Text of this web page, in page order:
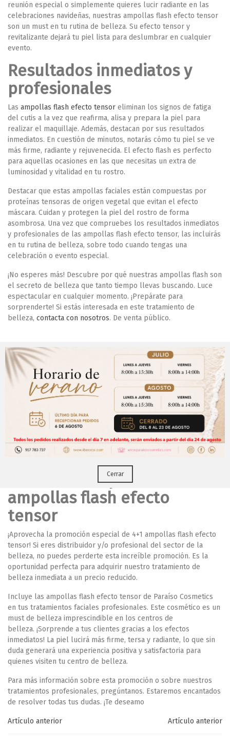
reunión especial o simplemente quieres lucir radiante en las
celebraciones navideñas, nuestras ampollas flash efecto tensor
son un must en tu rutina de belleza. Su efecto tensor y
revitalizante dejará tu piel lista para deslumbrar en cualquier
evento.
Resultados inmediatos y
profesionales
Las ampollas flash efecto tensor eliminan los signos de fatiga
del cutis a la vez que reafirma, alisa y prepara la piel para
realizar el maquillaje. Además, destacan por sus resultados
inmediatos. En cuestión de minutos, notarás cómo tu piel se ve
más firme, radiante y rejuvenecida. El efecto flash es perfecto
para aquellas ocasiones en las que necesitas un extra de
luminosidad y vitalidad en tu rostro.
Destacar que estas ampollas faciales están compuestas por
proteínas tensoras de origen vegetal que evitan el efecto
máscara. Cuidan y protegen la piel del rostro de forma
asombrosa. Una vez que compruebes los resultados inmediatos
y profesionales de las ampollas flash efecto tensor, las incluirás
en tu rutina de belleza, sobre todo cuando tengas una
celebración o evento especial.
¡No esperes más! Descubre por qué nuestras ampollas flash son
el secreto de belleza que tanto tiempo llevas buscando. Luce
espectacular en cualquier momento. ¡Prepárate para
sorprenderte! Si estás interesada en este tratamiento de
belleza, contacta con nosotros. De venta público.
Promoción especial
ampollas flash efecto
tensor
¡Aprovecha la promoción especial de 4+1 ampollas flash efecto
tensor! Si eres distribuidor y/o profesional del sector de la
belleza, no puedes perderte esta increíble promoción. Es la
oportunidad perfecta para adquirir nuestro tratamiento de
belleza inmediata a un precio reducido.
Incluye las ampollas flash efecto tensor de Paraíso Cosmetics
en tus tratamientos faciales profesionales. Este cosmético es un
must de belleza imprescindible en los centros de
belleza. ¡Sorprende a tus clientes gracias a los efectos
inmediatos! La piel lucirá más firme, tersa y radiante, lo que sin
duda generará una experiencia positiva y satisfactoria para
quienes visiten tu centro de belleza.
Para más información sobre esta promoción o sobre nuestros
tratamientos profesionales, pregúntanos. Estaremos encantados
de resolver todas tus dudas. ¡Te deseamo
Artículo anterior Artículo anterior
Aviso Importante
¡Regístrate para acceder a los precios y realizar
tus pedidos online.!
Puedes hacerlo desdeAqui!
CERRAR
Cerrar